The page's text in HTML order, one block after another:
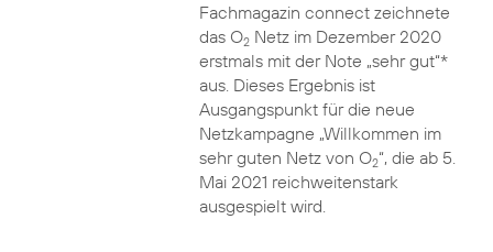
Fachmagazin connect zeichnete
das O2Netz im Dezember 2020
erstmals mit der Note „sehr gut“*
aus. Dieses Ergebnis ist
Ausgangspunkt für die neue
Netzkampagne „Willkommen im
sehr guten Netz von O2“, die ab 5.
Mai 2021 reichweitenstark
ausgespielt wird.